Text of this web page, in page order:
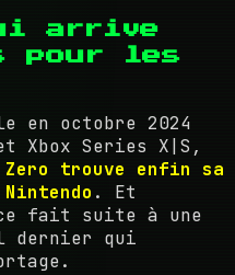
arrive
pour les
en octobre 2024
Xbox Series X|S,
trouve enfin sa
. Et
fait suite à une
dernier qui